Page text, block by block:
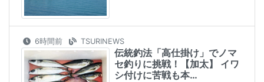
6時間前 TSURINEWS
伝統釣法「高仕掛け」でノマ
セ釣りに挑戦！【加太】 イワ
シ付けに苦戦も本…